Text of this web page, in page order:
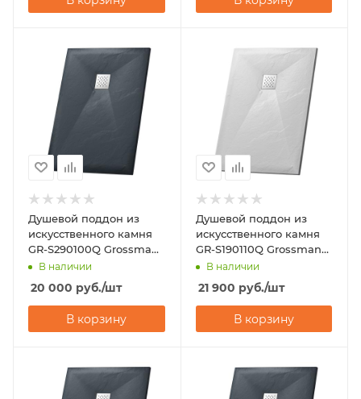
Душевой поддон из
искусственного камня
GR-S290100Q Grossman
Strong 90х100
В наличии
20 000 руб./шт
В корзину
Душевой поддон из
искусственного камня
GR-S190110Q Grossman
Strong 90х110
В наличии
21 900 руб./шт
В корзину